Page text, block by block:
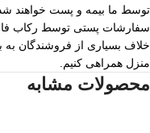
توسط ما بیمه و پست خواهند
سفارشات پستی توسط رکاب
خلاف بسیاری از فروشندگان
منزل همراهی کنیم.
محصولات مشابه